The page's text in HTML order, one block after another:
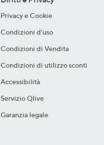
Privacy e Cookie
Condizioni d'uso
Condizioni di Vendita
Condizioni di utilizzo sconti
Accessibilità
Servizio Qlive
Garanzia legale